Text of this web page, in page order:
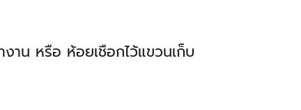
หรือ ห้อยเชือกไว้แขวนเก็บ